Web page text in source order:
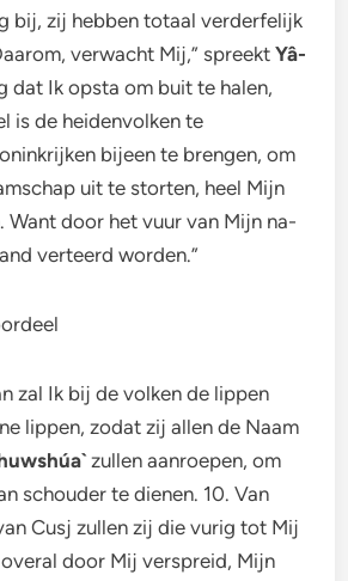
bij, zij hebben totaal verderfelijk
verwacht Mij,” spreektYâ-
dat Ik opsta om buit te halen,
is de heidenvolken te
bijeen te brengen, om
uit te storten, heel Mijn
Want door het vuur van Mijn na-
verteerd worden.”
zal Ik bij de volken de lippen
lippen, zodat zij allen de Naam
zullen aanroepen, om
schouder te dienen. 10. Van
Cusj zullen zij die vurig tot Mij
door Mij verspreid, Mijn